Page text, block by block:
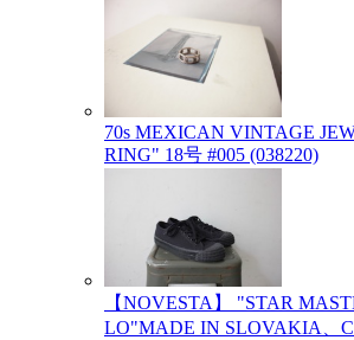
70s MEXICAN VINTAGE
RING" 18号 #005 (038220)
【NOVESTA】 "STAR
LO"MADE IN SLOVAKIA、